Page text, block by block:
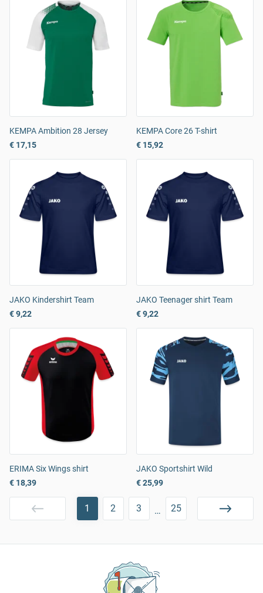
KEMPA Ambition 28 Jersey
€ 17,15
KEMPA Core 26 T-shirt
€ 15,92
JAKO Kindershirt Team
€ 9,22
JAKO Teenager shirt Team
€ 9,22
ERIMA Six Wings shirt
€ 18,39
JAKO Sportshirt Wild
€ 25,99
1 2 3 … 25